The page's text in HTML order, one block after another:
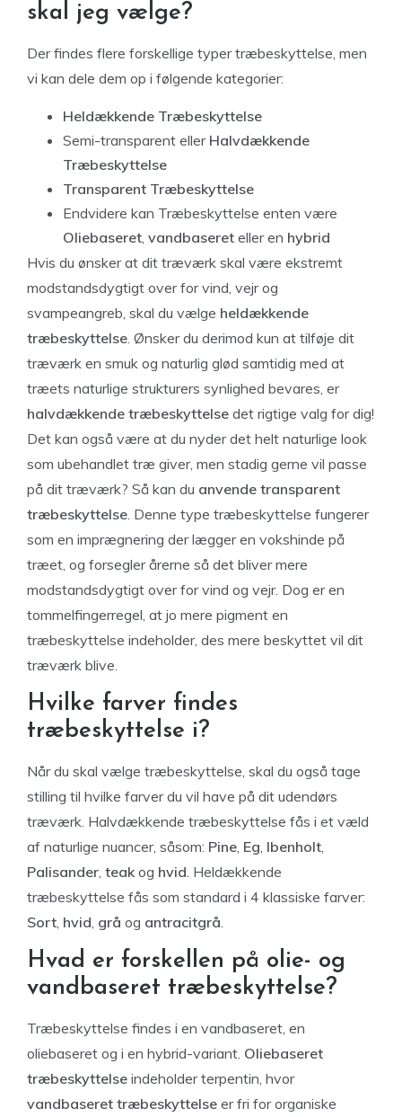
skal jeg vælge?
Der findes flere forskellige typer træbeskyttelse, men
vi kan dele dem op i følgende kategorier:
Heldækkende Træbeskyttelse
Semi-transparent eller Halvdækkende
Træbeskyttelse
Transparent Træbeskyttelse
Endvidere kan Træbeskyttelse enten være
Oliebaseret, vandbaseret eller en hybrid
Hvis du ønsker at dit træværk skal være ekstremt
modstandsdygtigt over for vind, vejr og
svampeangreb, skal du vælge heldækkende
træbeskyttelse. Ønsker du derimod kun at tilføje dit
træværk en smuk og naturlig glød samtidig med at
træets naturlige strukturers synlighed bevares, er
halvdækkende træbeskyttelse det rigtige valg for dig!
Det kan også være at du nyder det helt naturlige look
som ubehandlet træ giver, men stadig gerne vil passe
på dit træværk? Så kan du anvende transparent
træbeskyttelse. Denne type træbeskyttelse fungerer
som en imprægnering der lægger en vokshinde på
træet, og forsegler årerne så det bliver mere
modstandsdygtigt over for vind og vejr. Dog er en
tommelfingerregel, at jo mere pigment en
træbeskyttelse indeholder, des mere beskyttet vil dit
træværk blive.
Hvilke farver findes
træbeskyttelse i?
Når du skal vælge træbeskyttelse, skal du også tage
stilling til hvilke farver du vil have på dit udendørs
træværk. Halvdækkende træbeskyttelse fås i et væld
af naturlige nuancer, såsom: Pine, Eg, Ibenholt,
Palisander, teakog hvid. Heldækkende
træbeskyttelse fås som standard i 4 klassiske farver:
Sort, hvid, grå og antracitgrå.
Hvad er forskellen på olie- og
vandbaseret træbeskyttelse?
Træbeskyttelse findes i en vandbaseret, en
oliebaseret og i en hybrid-variant. Oliebaseret
træbeskyttelse indeholder terpentin, hvor
vandbaseret træbeskyttelse er fri for organiske